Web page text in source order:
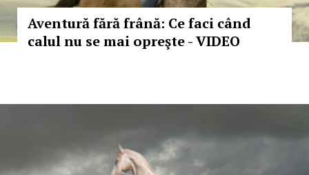
Aventură fără frână: Ce faci când
calul nu se mai opreşte - VIDEO